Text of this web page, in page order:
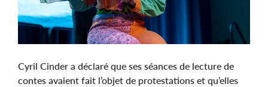
Cyril Cinder a déclaré que ses séances de lecture de
contes avaient fait l’objet de protestations et qu’elles